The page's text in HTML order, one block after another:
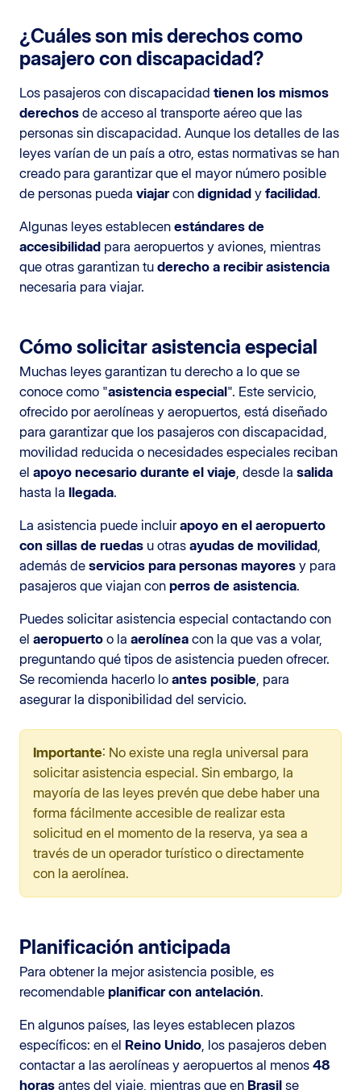
¿Cuáles son mis derechos como
pasajero con discapacidad?
Los pasajeros con discapacidad tienen los mismos
derechos de acceso al transporte aéreo que las
personas sin discapacidad. Aunque los detalles de las
leyes varían de un país a otro, estas normativas se han
creado para garantizar que el mayor número posible
de personas pueda viajarcon dignidad y facilidad.
Algunas leyes establecen estándares de
accesibilidad para aeropuertos y aviones, mientras
que otras garantizan tu derecho a recibir asistencia
necesaria para viajar.
Cómo solicitar asistencia especial
Muchas leyes garantizan tu derecho a lo que se
conoce como "asistencia especial". Este servicio,
ofrecido por aerolíneas y aeropuertos, está diseñado
para garantizar que los pasajeros con discapacidad,
movilidad reducida o necesidades especiales reciban
el apoyo necesario durante el viaje , desde la salida
hasta la llegada.
La asistencia puede incluirapoyo en el aeropuerto
con sillas de ruedas u otras ayudas de movilidad
además de servicios para personas mayores y para
pasajeros que viajan con perros de asistencia.
Puedes solicitar asistencia especial contactando con
el aeropuerto o la aerolínea con la que vas a volar,
preguntando qué tipos de asistencia pueden ofrecer.
Se recomienda hacerlo lo antes posible , para
asegurar la disponibilidad del servicio.
Importante: No existe una regla universal para
solicitar asistencia especial. Sin embargo, la
mayoría de las leyes prevén que debe haber una
forma fácilmente accesible de realizar esta
solicitud en el momento de la reserva, ya sea a
través de un operador turístico o directamente
con la aerolínea.
Planificación anticipada
Para obtener la mejor asistencia posible, es
recomendable planificar con antelación.
En algunos países, las leyes establecen plazos
específicos: en el Reino Unido , los pasajeros deben
contactar a las aerolíneas y aeropuertos al menos 48
horas antes del viaje, mientras que en Brasil se